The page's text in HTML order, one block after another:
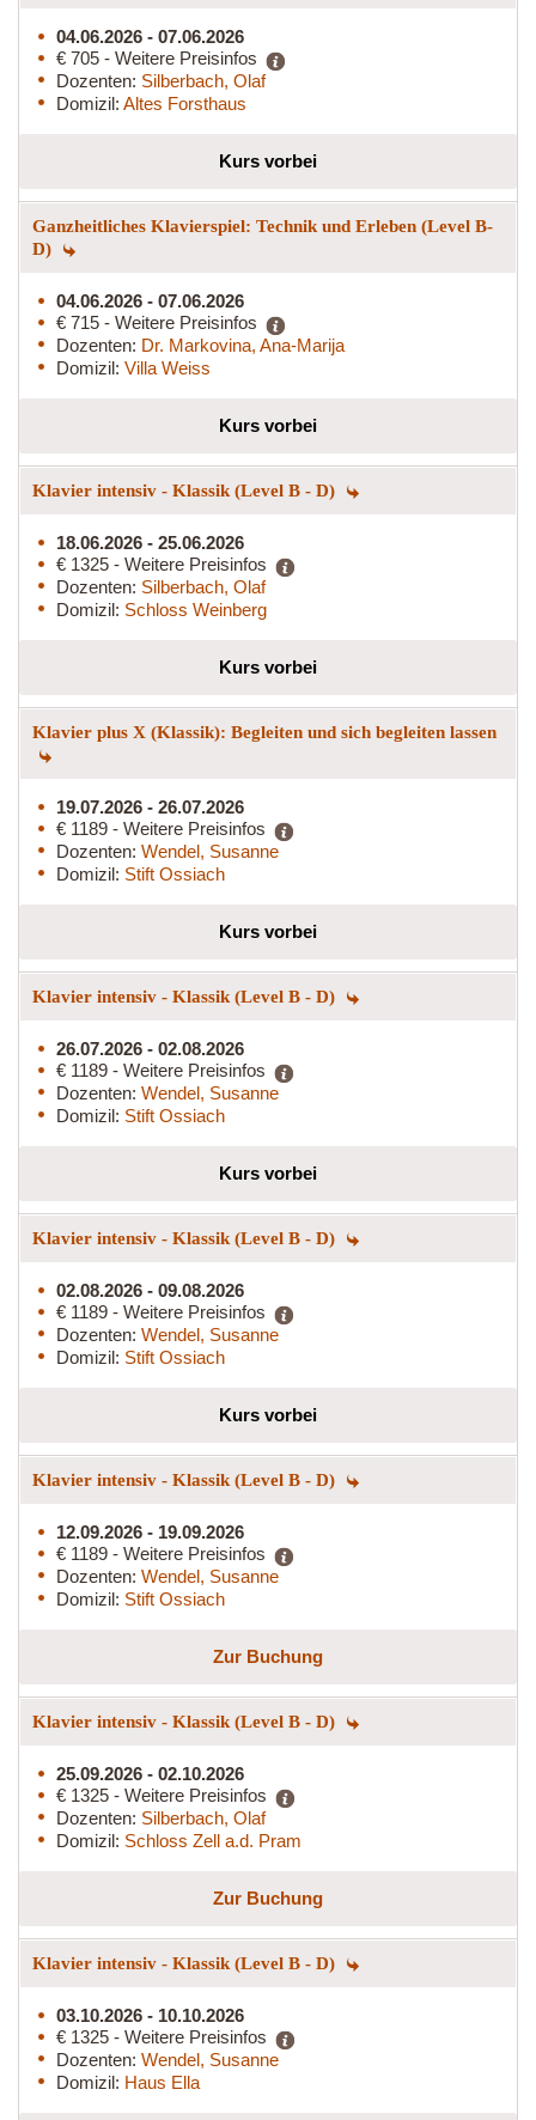
04.06.2026 - 07.06.2026
€ 705 - Weitere Preisinfos
Dozenten: Silberbach, Olaf
Domizil: Altes Forsthaus
Kurs vorbei
Ganzheitliches Klavierspiel: Technik und Erleben (Level B-
D)
04.06.2026 - 07.06.2026
€ 715 - Weitere Preisinfos
Dozenten: Dr. Markovina, Ana-Marija
Domizil: Villa Weiss
Kurs vorbei
Klavier intensiv - Klassik (Level B - D)
18.06.2026 - 25.06.2026
€ 1325 - Weitere Preisinfos
Dozenten: Silberbach, Olaf
Domizil: Schloss Weinberg
Kurs vorbei
Klavier plus X (Klassik): Begleiten und sich begleiten lassen
19.07.2026 - 26.07.2026
€ 1189 - Weitere Preisinfos
Dozenten: Wendel, Susanne
Domizil: Stift Ossiach
Kurs vorbei
Klavier intensiv - Klassik (Level B - D)
26.07.2026 - 02.08.2026
€ 1189 - Weitere Preisinfos
Dozenten: Wendel, Susanne
Domizil: Stift Ossiach
Kurs vorbei
Klavier intensiv - Klassik (Level B - D)
02.08.2026 - 09.08.2026
€ 1189 - Weitere Preisinfos
Dozenten: Wendel, Susanne
Domizil: Stift Ossiach
Kurs vorbei
Klavier intensiv - Klassik (Level B - D)
12.09.2026 - 19.09.2026
€ 1189 - Weitere Preisinfos
Dozenten: Wendel, Susanne
Domizil: Stift Ossiach
Zur Buchung
Klavier intensiv - Klassik (Level B - D)
25.09.2026 - 02.10.2026
€ 1325 - Weitere Preisinfos
Dozenten: Silberbach, Olaf
Domizil: Schloss Zell a.d. Pram
Zur Buchung
Klavier intensiv - Klassik (Level B - D)
03.10.2026 - 10.10.2026
€ 1325 - Weitere Preisinfos
Dozenten: Wendel, Susanne
Domizil: Haus Ella